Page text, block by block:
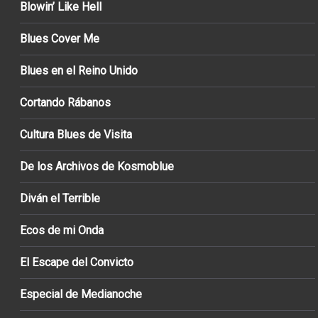
Blowin’ Like Hell
Blues Cover Me
Blues en el Reino Unido
Cortando Rábanos
Cultura Blues de Visita
De los Archivos de Kosmoblue
Diván el Terrible
Ecos de mi Onda
El Escape del Convicto
Especial de Medianoche